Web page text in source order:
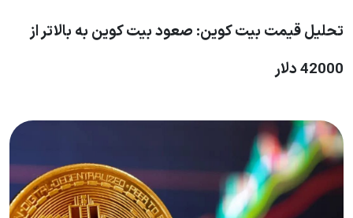
تحلیل قیمت بیت کوین: صعود بیت کوین به بالاتر از
42000 دلار